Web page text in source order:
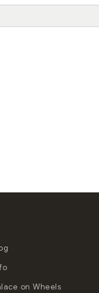
on Wheels